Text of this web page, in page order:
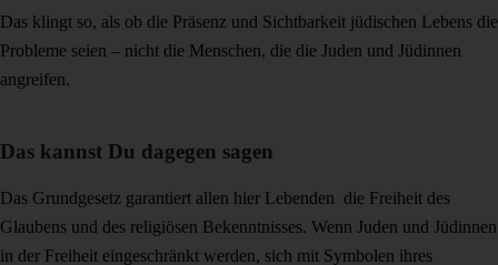
Das klingt so, als ob die Präsenz und Sichtbarkeit jüdischen Lebens die
Probleme seien – nicht die Menschen, die die Juden und Jüdinnen
angreifen.
Das kannst Du dagegen sagen
Das Grundgesetz garantiert allen hier Lebenden die Freiheit des
Glaubens und des religiösen Bekenntnisses. Wenn Juden und Jüdinnen
in der Freiheit eingeschränkt werden, sich mit Symbolen ihres